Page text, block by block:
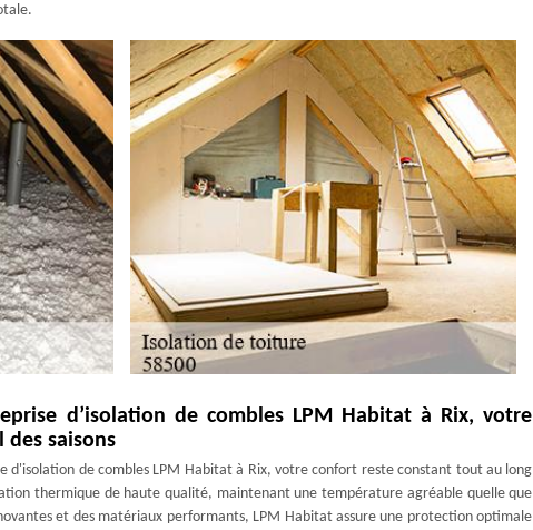
d’isolation de combles LPM Habitat à Rix, votre
des saisons
d'isolation de combles LPM Habitat à Rix, votre confort reste constant tout au long
thermique de haute qualité, maintenant une température agréable quelle que
et des matériaux performants, LPM Habitat assure une protection optimale